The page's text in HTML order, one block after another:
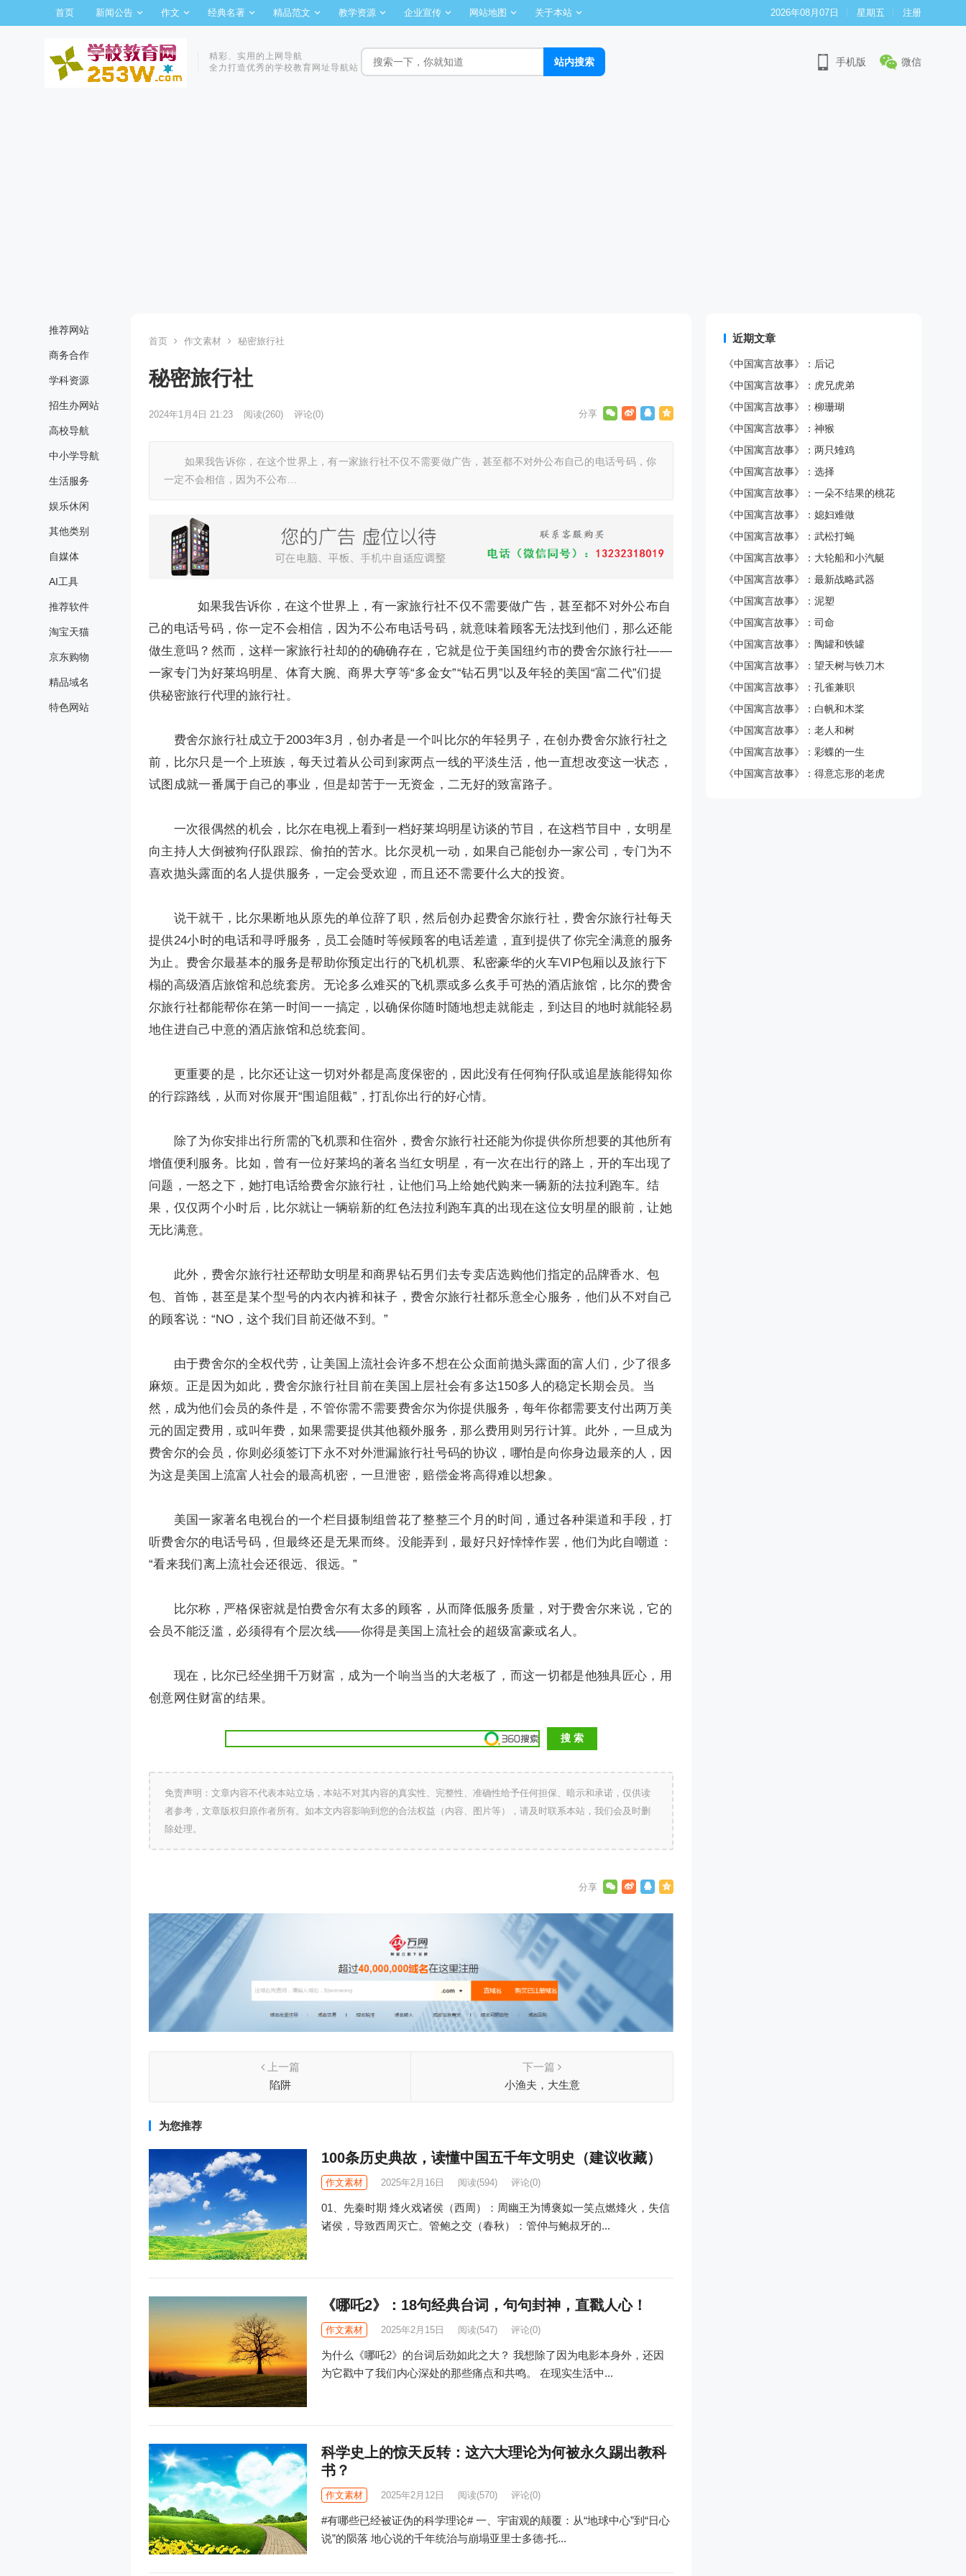
首页 新闻公告 作文 经典名著 精品范文 教学资源 企业宣传 网站地图 关于本站 2026年08月07日 星期五 注册
精彩、实用的上网导航
全力打造优秀的学校教育网址导航站
手机版 微信
推荐网站
商务合作
学科资源
招生办网站
高校导航
中小学导航
生活服务
娱乐休闲
其他类别
自媒体
AI工具
推荐软件
淘宝天猫
京东购物
精品域名
特色网站
首页 作文素材 秘密旅行社
秘密旅行社
2024年1月4日 21:23 阅读(260) 评论(0)
如果我告诉你，在这个世界上，有一家旅行社不仅不需要做广告，甚至都不对外公布自己的电话号码，你
一定不会相信，因为不公布…
如果我告诉你，在这个世界上，有一家旅行社不仅不需要做广告，甚至都不对外公布自
己的电话号码，你一定不会相信，因为不公布电话号码，就意味着顾客无法找到他们，那么还能
做生意吗？然而，这样一家旅行社却的的确确存在，它就是位于美国纽约市的费舍尔旅行社——
一家专门为好莱坞明星、体育大腕、商界大亨等“多金女”“钻石男”以及年轻的美国“富二代”们提
供秘密旅行代理的旅行社。
费舍尔旅行社成立于2003年3月，创办者是一个叫比尔的年轻男子，在创办费舍尔旅行社之
前，比尔只是一个上班族，每天过着从公司到家两点一线的平淡生活，他一直想改变这一状态，
试图成就一番属于自己的事业，但是却苦于一无资金，二无好的致富路子。
一次很偶然的机会，比尔在电视上看到一档好莱坞明星访谈的节目，在这档节目中，女明星
向主持人大倒被狗仔队跟踪、偷拍的苦水。比尔灵机一动，如果自己能创办一家公司，专门为不
喜欢抛头露面的名人提供服务，一定会受欢迎，而且还不需要什么大的投资。
说干就干，比尔果断地从原先的单位辞了职，然后创办起费舍尔旅行社，费舍尔旅行社每天
提供24小时的电话和寻呼服务，员工会随时等候顾客的电话差遣，直到提供了你完全满意的服务
为止。费舍尔最基本的服务是帮助你预定出行的飞机机票、私密豪华的火车VIP包厢以及旅行下
榻的高级酒店旅馆和总统套房。无论多么难买的飞机票或多么炙手可热的酒店旅馆，比尔的费舍
尔旅行社都能帮你在第一时间一一搞定，以确保你随时随地想走就能走，到达目的地时就能轻易
地住进自己中意的酒店旅馆和总统套间。
更重要的是，比尔还让这一切对外都是高度保密的，因此没有任何狗仔队或追星族能得知你
的行踪路线，从而对你展开“围追阻截”，打乱你出行的好心情。
除了为你安排出行所需的飞机票和住宿外，费舍尔旅行社还能为你提供你所想要的其他所有
增值便利服务。比如，曾有一位好莱坞的著名当红女明星，有一次在出行的路上，开的车出现了
问题，一怒之下，她打电话给费舍尔旅行社，让他们马上给她代购来一辆新的法拉利跑车。结
果，仅仅两个小时后，比尔就让一辆崭新的红色法拉利跑车真的出现在这位女明星的眼前，让她
无比满意。
此外，费舍尔旅行社还帮助女明星和商界钻石男们去专卖店选购他们指定的品牌香水、包
包、首饰，甚至是某个型号的内衣内裤和袜子，费舍尔旅行社都乐意全心服务，他们从不对自己
的顾客说：“NO，这个我们目前还做不到。”
由于费舍尔的全权代劳，让美国上流社会许多不想在公众面前抛头露面的富人们，少了很多
麻烦。正是因为如此，费舍尔旅行社目前在美国上层社会有多达150多人的稳定长期会员。当
然，成为他们会员的条件是，不管你需不需要费舍尔为你提供服务，每年你都需要支付出两万美
元的固定费用，或叫年费，如果需要提供其他额外服务，那么费用则另行计算。此外，一旦成为
费舍尔的会员，你则必须签订下永不对外泄漏旅行社号码的协议，哪怕是向你身边最亲的人，因
为这是美国上流富人社会的最高机密，一旦泄密，赔偿金将高得难以想象。
美国一家著名电视台的一个栏目摄制组曾花了整整三个月的时间，通过各种渠道和手段，打
听费舍尔的电话号码，但最终还是无果而终。没能弄到，最好只好悻悻作罢，他们为此自嘲道：
“看来我们离上流社会还很远、很远。”
比尔称，严格保密就是怕费舍尔有太多的顾客，从而降低服务质量，对于费舍尔来说，它的
会员不能泛滥，必须得有个层次线——你得是美国上流社会的超级富豪或名人。
现在，比尔已经坐拥千万财富，成为一个响当当的大老板了，而这一切都是他独具匠心，用
创意网住财富的结果。
免责声明：文章内容不代表本站立场，本站不对其内容的真实性、完整性、准确性给予任何担保、暗示和承诺，仅供读
者参考，文章版权归原作者所有。如本文内容影响到您的合法权益（内容、图片等），请及时联系本站，我们会及时删
除处理。
上一篇
陷阱
下一篇
小渔夫，大生意
为您推荐
100条历史典故，读懂中国五千年文明史（建议收藏）
作文素材 2025年2月16日 阅读(594) 评论(0)
01、先秦时期 烽火戏诸侯（西周）：周幽王为博褒姒一笑点燃烽火，失信
诸侯，导致西周灭亡。管鲍之交（春秋）：管仲与鲍叔牙的...
《哪吒2》：18句经典台词，句句封神，直戳人心！
作文素材 2025年2月15日 阅读(547) 评论(0)
为什么《哪吒2》的台词后劲如此之大？ 我想除了因为电影本身外，还因
为它戳中了我们内心深处的那些痛点和共鸣。 在现实生活中...
科学史上的惊天反转：这六大理论为何被永久踢出教科
书？
作文素材 2025年2月12日 阅读(570) 评论(0)
#有哪些已经被证伪的科学理论# 一、宇宙观的颠覆：从“地球中心”到“日心
说”的陨落 地心说的千年统治与崩塌亚里士多德-托...
近期文章
《中国寓言故事》：后记
《中国寓言故事》：虎兄虎弟
《中国寓言故事》：柳珊瑚
《中国寓言故事》：神猴
《中国寓言故事》：两只雉鸡
《中国寓言故事》：选择
《中国寓言故事》：一朵不结果的桃花
《中国寓言故事》：媳妇难做
《中国寓言故事》：武松打蝇
《中国寓言故事》：大轮船和小汽艇
《中国寓言故事》：最新战略武器
《中国寓言故事》：泥塑
《中国寓言故事》：司命
《中国寓言故事》：陶罐和铁罐
《中国寓言故事》：望天树与铁刀木
《中国寓言故事》：孔雀兼职
《中国寓言故事》：白帆和木桨
《中国寓言故事》：老人和树
《中国寓言故事》：彩蝶的一生
《中国寓言故事》：得意忘形的老虎